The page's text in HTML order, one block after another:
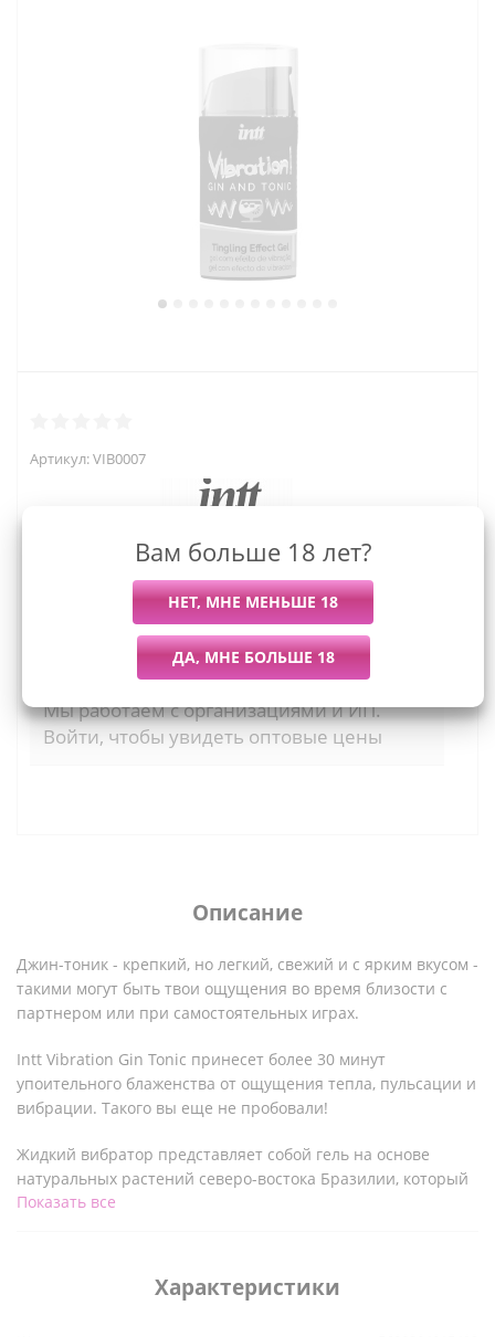
Артикул:VIB0007
Последний раз купили
Более 7 дней назад
Всего купили
15 штук
Мы работаем с организациями и ИП.
Войти, чтобы увидеть оптовые цены
Описание
Джин-тоник - крепкий, но легкий, свежий и с ярким вкусом -
такими могут быть твои ощущения во время близости с
партнером или при самостоятельных играх.
Intt Vibration Gin Tonic принесет более 30 минут
упоительного блаженства от ощущения тепла, пульсации и
вибрации. Такого вы еще не пробовали!
Жидкий вибратор представляет собой гель на основе
натуральных растений северо-востока Бразилии, который
при нанесении на интимную область обеспечивает
Жидкий вибратор - это теплые волны и невероятная
Показать все
Характеристики
Вам больше 18 лет?